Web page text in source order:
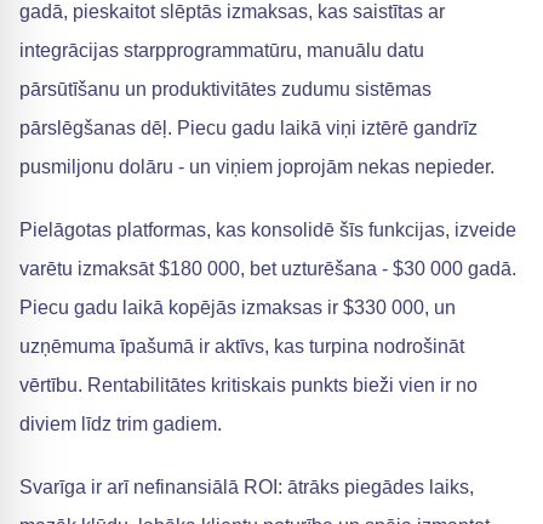
gadā, pieskaitot slēptās izmaksas, kas saistītas ar
integrācijas starpprogrammatūru, manuālu datu
pārsūtīšanu un produktivitātes zudumu sistēmas
pārslēgšanas dēļ. Piecu gadu laikā viņi iztērē gandrīz
pusmiljonu dolāru - un viņiem joprojām nekas nepieder.
Pielāgotas platformas, kas konsolidē šīs funkcijas, izveide
varētu izmaksāt $180 000, bet uzturēšana - $30 000 gadā.
Piecu gadu laikā kopējās izmaksas ir $330 000, un
uzņēmuma īpašumā ir aktīvs, kas turpina nodrošināt
vērtību. Rentabilitātes kritiskais punkts bieži vien ir no
diviem līdz trim gadiem.
Svarīga ir arī nefinansiālā ROI: ātrāks piegādes laiks,